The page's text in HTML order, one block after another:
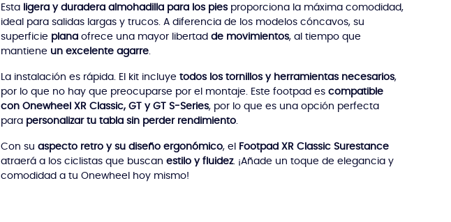
Esta ligera y duradera almohadilla para los piesproporciona la máxima comodidad,
ideal para salidas largas y trucos. A diferencia de los modelos cóncavos, su
superficie planaofrece una mayor libertad de movimientos, al tiempo que
mantiene un excelente agarre.
La instalación es rápida. El kit incluye todos los tornillos y herramientas necesarios,
por lo que no hay que preocuparse por el montaje. Este footpad es compatible
con Onewheel XR Classic, GT y GT S-Series, por lo que es una opción perfecta
para personalizar tu tabla sin perder rendimiento.
Con su aspecto retro y su diseño ergonómico, el
Footpad XR Classic Surestance
atraerá a los ciclistas que buscan estilo y fluidez. ¡Añade un toque de elegancia y
comodidad a tu Onewheel hoy mismo!